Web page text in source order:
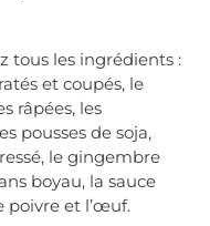
tous les ingrédients :
et coupés, le
râpées, les
pousses de soja,
le gingembre
boyau, la sauce
poivre et l’œuf.